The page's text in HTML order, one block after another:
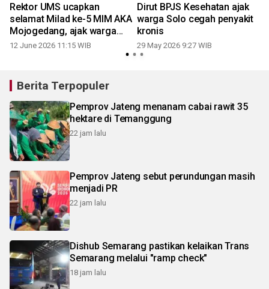
Rektor UMS ucapkan
selamat Milad ke-5 MIM AKA
Mojogedang, ajak warga
meriahkan AKA Fun Run
12 June 2026 11:15 WIB
Dirut BPJS Kesehatan ajak
warga Solo cegah penyakit
kronis
29 May 2026 9:27 WIB
Berita Terpopuler
Pemprov Jateng menanam cabai rawit 35
hektare di Temanggung
22 jam lalu
Pemprov Jateng sebut perundungan masih
menjadi PR
22 jam lalu
Dishub Semarang pastikan kelaikan Trans
Semarang melalui "ramp check"
18 jam lalu